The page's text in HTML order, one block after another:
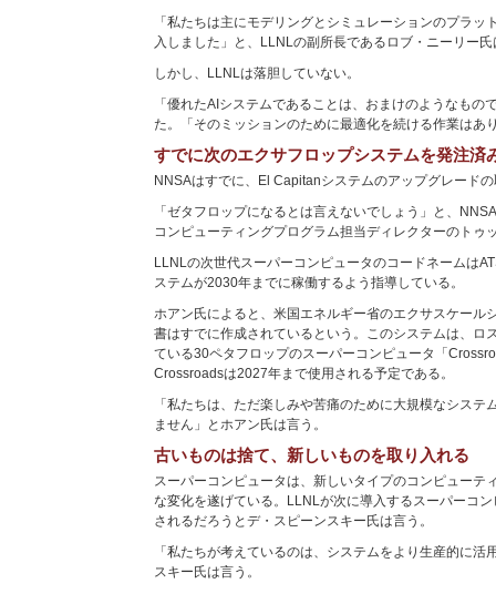
「私たちは主にモデリングとシミュレーションのプラッ
入しました」と、LLNLの副所長であるロブ・ニーリー
しかし、LLNLは落胆していない。
「優れたAIシステムであることは、おまけのようなもの
た。「そのミッションのために最適化を続ける作業はあ
すでに次のエクサフロップシステムを発注済
NNSAはすでに、El Capitanシステムのアップグレード
「ゼタフロップになるとは言えないでしょう」と、
コンピューティングプログラム担当ディレクターのトゥ
LLNLの次世代スーパーコンピュータのコードネームは
ステムが2030年までに稼働するよう指導している。
ホアン氏によると、米国エネルギー省のエクサスケール
書はすでに作成されているという。このシステムは、ロ
ている30ペタフロップのスーパーコンピュータ「
Crossroadsは2027年まで使用される予定である。
「私たちは、ただ楽しみや苦痛のために大規模なシステ
ません」とホアン氏は言う。
古いものは捨て、新しいものを取り入れる
スーパーコンピュータは、新しいタイプのコンピューテ
な変化を遂げている。LLNLが次に導入するスーパーコ
されるだろうとデ・スピーンスキー氏は言う。
「私たちが考えているのは、システムをより生産的に活
スキー氏は言う。